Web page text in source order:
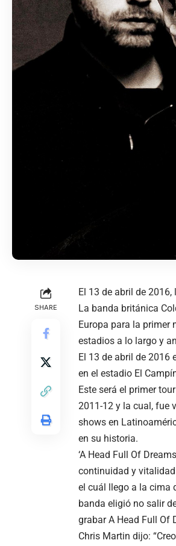
SHARE
El 13 de abril de
La banda británica
Europa para la primer
estadios a lo largo y
El 13 de abril de 2016
en el estadio El
Este será el primer
2011-12 y la cual, fue
shows en
en su historia.
‘A Head Full Of
continuidad y vitalidad
el cuál llego a la cima
banda eligió no salir
grabar A Head Full Of
Chris Martin dijo: